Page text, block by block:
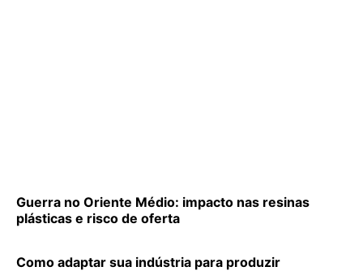
Guerra no Oriente Médio: impacto nas resinas
plásticas e risco de oferta
Como adaptar sua indústria para produzir